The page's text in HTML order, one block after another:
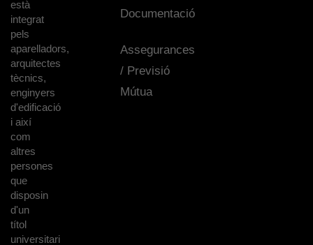
està
integrat
pels
aparelladors,
arquitectes
tècnics,
enginyers
d'edificació
i així
com
altres
persones
que
disposin
d'un
títol
universitari
Documentació
Assegurances
/ Previsió
Mútua